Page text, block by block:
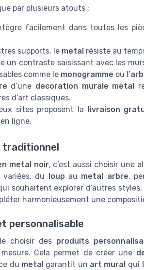
par plusieurs atouts :
facilement dans toutes les
supports, le metal résiste au
un contraste saisissant avec les
comme le monogramme ou l’
d’une decoration murale metal
d’art classiques.
sites proposent la livraison
en ligne.
traditionnel
metal noir, c’est aussi choisir une
du
loup au metal arbre,
souhaitent explorer d’autres styles,
harmonieusement une
personnalisable
choisir des produits
Cela permet de créer une
du metal garantit un art mural qui